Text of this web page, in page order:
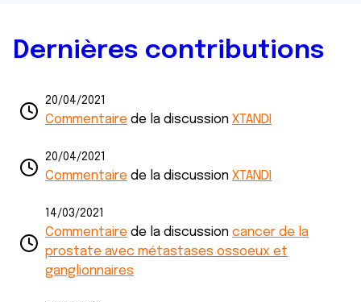
Dernières contributions
20/04/2021
Commentaire de la discussion XTANDI
20/04/2021
Commentaire de la discussion XTANDI
14/03/2021
Commentaire de la discussion cancer de la
prostate avec métastases ossoeux et
ganglionnaires